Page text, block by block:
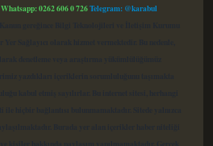
Whatsapp: 0262 606 0 726Telegram: @karabul